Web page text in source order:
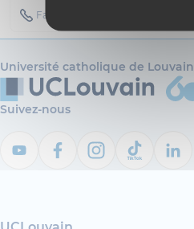
Fax : 010478740
Université catholique de Louvain
Suivez-nous